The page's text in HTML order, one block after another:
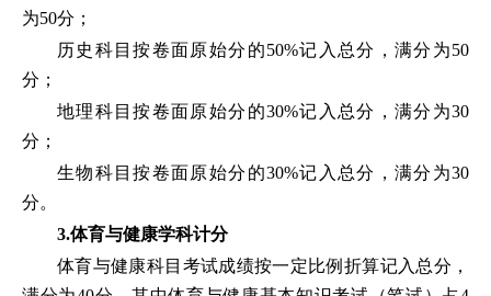
为50分；
历史科目按卷面原始分的50%记入总分，满分为50
分；
地理科目按卷面原始分的30%记入总分，满分为30
分；
生物科目按卷面原始分的30%记入总分，满分为30
分。
3.体育与健康学科计分
体育与健康科目考试成绩按一定比例折算记入总分，